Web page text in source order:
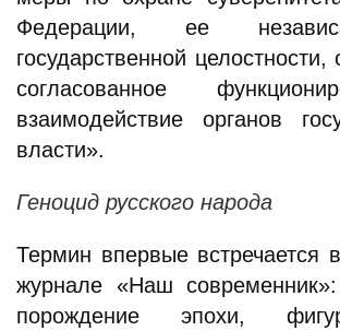
Федерации, ее
государственной целостности,
согласованное
взаимодействие органов
власти».
Геноцид русского народа
Термин впервые встречается
журнале «Наш
порождение эпохи,